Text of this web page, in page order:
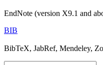
EndNote (version X9.1 and
BIB
BibTeX, JabRef, Mendeley,